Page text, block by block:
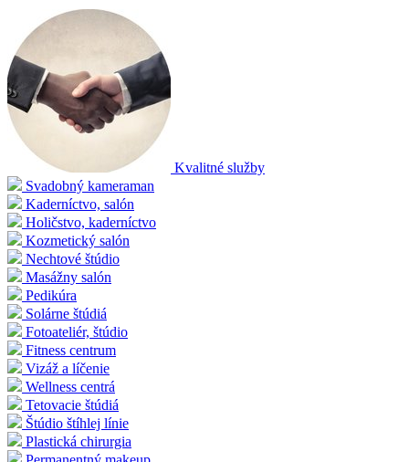
Kvalitné služby
Svadobný kameraman
Kaderníctvo, salón
Holičstvo, kaderníctvo
Kozmetický salón
Nechtové štúdio
Masážny salón
Pedikúra
Solárne štúdiá
Fotoateliér, štúdio
Fitness centrum
Vizáž a líčenie
Wellness centrá
Tetovacie štúdiá
Štúdio štíhlej línie
Plastická chirurgia